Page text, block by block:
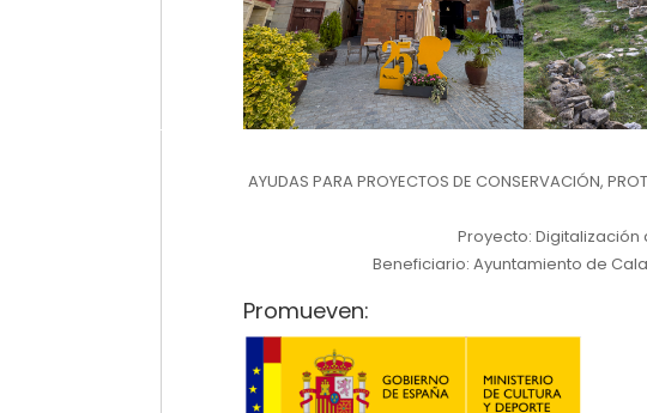
AYUDAS PARA PROYECTOS DE CONSERVACIÓN,
Proyecto:
Beneficiario: Ayuntamiento de
Promueven: